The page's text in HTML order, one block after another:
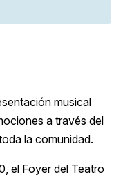
musical
a través del
la comunidad.
el Foyer del Teatro